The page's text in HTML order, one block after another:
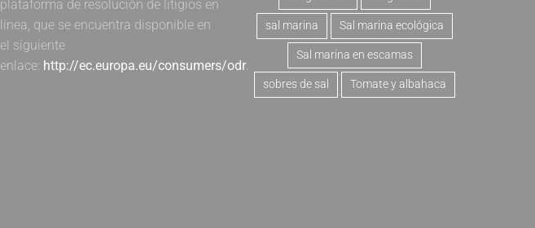
plataforma de resolución de litigios en
línea, que se encuentra disponible en
el siguiente
enlace: http://ec.europa.eu/consumers/odr.
sal marina Sal marina ecológica
Sal marina en escamas
sobres de sal Tomate y albahaca